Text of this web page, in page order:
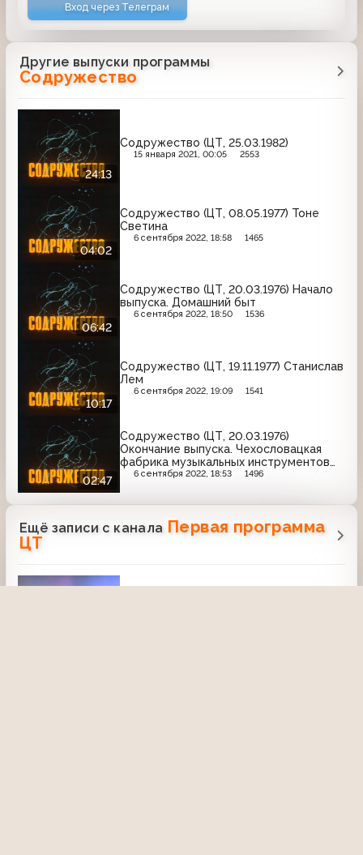
Вход через Телеграм
Другие выпуски программы
Содружество
24:13
Содружество (ЦТ, 25.03.1982)
15 января 2021, 00:05 2553
04:02
Содружество (ЦТ, 08.05.1977) Тоне
Светина
6 сентября 2022, 18:58 1465
06:42
Содружество (ЦТ, 20.03.1976) Начало
выпуска. Домашний быт
6 сентября 2022, 18:50 1536
10:17
Содружество (ЦТ, 19.11.1977) Станислав
Лем
6 сентября 2022, 19:09 1541
02:47
Содружество (ЦТ, 20.03.1976)
Окончание выпуска. Чехословацкая
фабрика музыкальных инструментов
"Петроф"
6 сентября 2022, 18:53 1496
Ещё записи с канала Первая программа
ЦТ